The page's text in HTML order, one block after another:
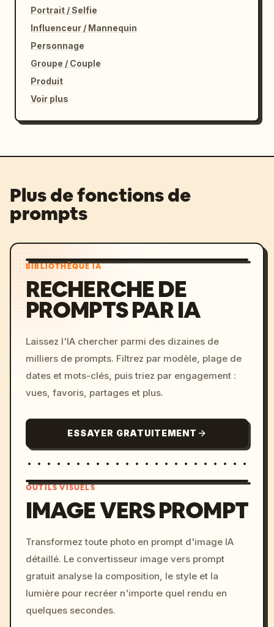
Portrait / Selfie
Influenceur / Mannequin
Personnage
Groupe / Couple
Produit
Voir plus
Plus de fonctions de
prompts
BIBLIOTHÈQUE IA
RECHERCHE DE
PROMPTS PAR IA
Laissez l'IA chercher parmi des dizaines de
milliers de prompts. Filtrez par modèle, plage de
dates et mots-clés, puis triez par engagement :
vues, favoris, partages et plus.
ESSAYER GRATUITEMENT
c, cyberpunk sunset, neon
colors, 8k --v 6.0
OUTILS VISUELS
IMAGE VERS PROMPT
Transformez toute photo en prompt d'image IA
détaillé. Le convertisseur image vers prompt
gratuit analyse la composition, le style et la
lumière pour recréer n'importe quel rendu en
quelques secondes.